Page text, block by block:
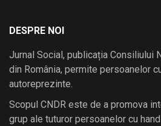
DESPRE NOI
Jurnal Social, publicația Consiliului
din România, permite persoanelor
autoreprezinte.
Scopul CNDR este de a promova
grup ale tuturor persoanelor cu